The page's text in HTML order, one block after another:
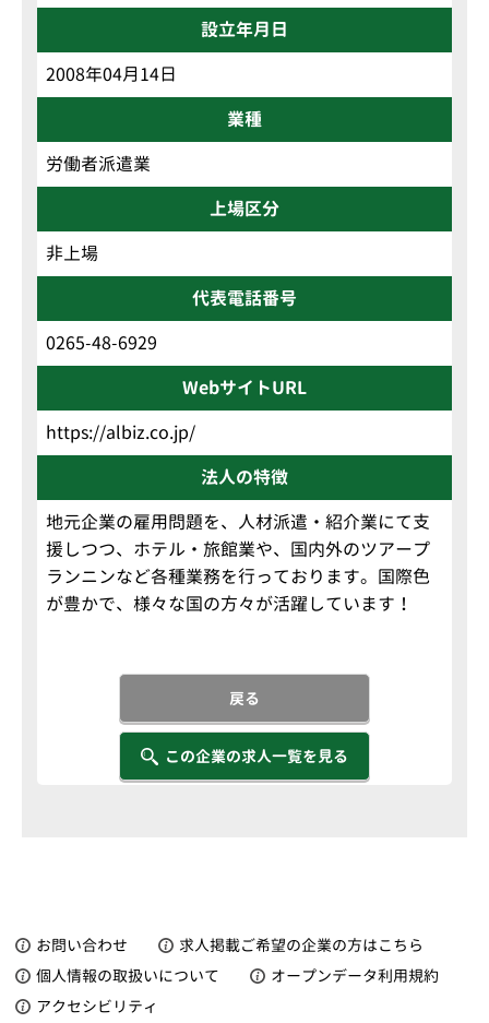
設立年月日
2008年04月14日
業種
労働者派遣業
上場区分
非上場
代表電話番号
0265-48-6929
WebサイトURL
https://albiz.co.jp/
法人の特徴
地元企業の雇用問題を、人材派遣・紹介業にて支
援しつつ、ホテル・旅館業や、国内外のツアープ
ランニンなど各種業務を行っております。国際色
が豊かで、様々な国の方々が活躍しています！
戻る
この企業の求人一覧を見る
お問い合わせ
求人掲載ご希望の企業の方はこちら
個人情報の取扱いについて
オープンデータ利用規約
アクセシビリティ